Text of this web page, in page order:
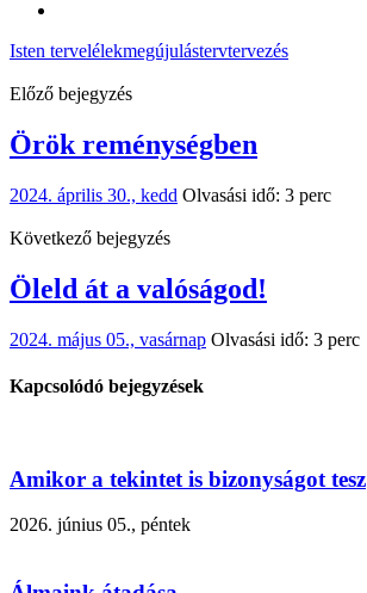
Isten tervelélekmegújulástervtervezés
Előző bejegyzés
Örök reménységben
2024. április 30., kedd Olvasási idő: 3 perc
Következő bejegyzés
Öleld át a valóságod!
2024. május 05., vasárnap Olvasási idő: 3 perc
Kapcsolódó bejegyzések
Amikor a tekintet is bizonyságot tesz
2026. június 05., péntek